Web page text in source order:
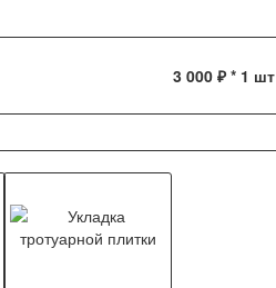
3 000 ₽ * 1 шт